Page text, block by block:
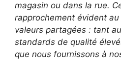
magasin ou dans la rue.
rapprochement évident
valeurs partagées : tant
standards de qualité
que nous fournissons à